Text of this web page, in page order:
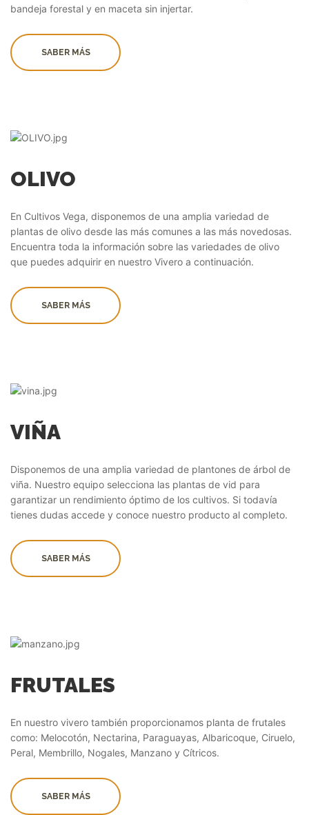
bandeja forestal y en maceta sin injertar.
SABER MÁS
OLIVO
En Cultivos Vega, disponemos de una amplia variedad de
plantas de olivo desde las más comunes a las más novedosas.
Encuentra toda la información sobre las variedades de olivo
que puedes adquirir en nuestro Vivero a continuación.
SABER MÁS
VIÑA
Disponemos de una amplia variedad de plantones de árbol de
viña. Nuestro equipo selecciona las plantas de vid para
garantizar un rendimiento óptimo de los cultivos. Si todavía
tienes dudas accede y conoce nuestro producto al completo.
SABER MÁS
FRUTALES
En nuestro vivero también proporcionamos planta de frutales
como: Melocotón, Nectarina, Paraguayas, Albaricoque, Ciruelo,
Peral, Membrillo, Nogales, Manzano y Cítricos.
SABER MÁS